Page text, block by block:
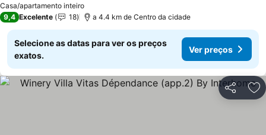
Casa/apartamento inteiro
9,4 Excelente 18 a 4.4 km de Centro da cidade
Selecione as datas para ver os preços
exatos.
Ver preços
Partilhar